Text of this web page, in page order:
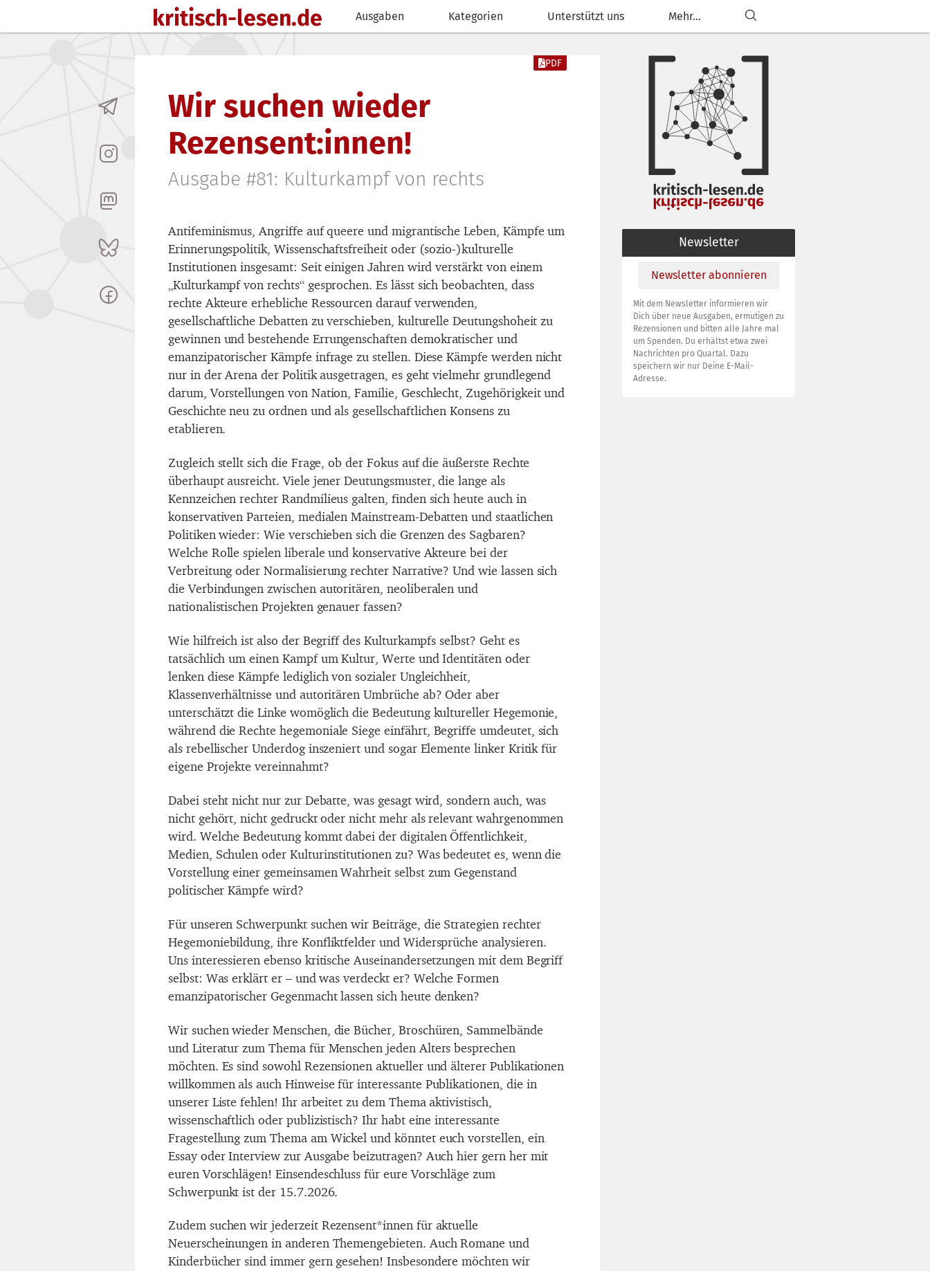
kritisch-lesen.de Ausgaben Kategorien Unterstützt uns Mehr...
Wir suchen wieder
Rezensent:innen!
Ausgabe #81: Kulturkampf von rechts
PDF
Antifeminismus, Angriffe auf queere und migrantische Leben, Kämpfe um
Erinnerungspolitik, Wissenschaftsfreiheit oder (sozio-)kulturelle
Institutionen insgesamt: Seit einigen Jahren wird verstärkt von einem
„Kulturkampf von rechts“ gesprochen. Es lässt sich beobachten, dass
rechte Akteure erhebliche Ressourcen darauf verwenden,
gesellschaftliche Debatten zu verschieben, kulturelle Deutungshoheit zu
gewinnen und bestehende Errungenschaften demokratischer und
emanzipatorischer Kämpfe infrage zu stellen. Diese Kämpfe werden nicht
nur in der Arena der Politik ausgetragen, es geht vielmehr grundlegend
darum, Vorstellungen von Nation, Familie, Geschlecht, Zugehörigkeit und
Geschichte neu zu ordnen und als gesellschaftlichen Konsens zu
etablieren.
Zugleich stellt sich die Frage, ob der Fokus auf die äußerste Rechte
überhaupt ausreicht. Viele jener Deutungsmuster, die lange als
Kennzeichen rechter Randmilieus galten, finden sich heute auch in
konservativen Parteien, medialen Mainstream-Debatten und staatlichen
Politiken wieder: Wie verschieben sich die Grenzen des Sagbaren?
Welche Rolle spielen liberale und konservative Akteure bei der
Verbreitung oder Normalisierung rechter Narrative? Und wie lassen sich
die Verbindungen zwischen autoritären, neoliberalen und
nationalistischen Projekten genauer fassen?
Wie hilfreich ist also der Begriff des Kulturkampfs selbst? Geht es
tatsächlich um einen Kampf um Kultur, Werte und Identitäten oder
lenken diese Kämpfe lediglich von sozialer Ungleichheit,
Klassenverhältnisse und autoritären Umbrüche ab? Oder aber
unterschätzt die Linke womöglich die Bedeutung kultureller Hegemonie,
während die Rechte hegemoniale Siege einfährt, Begriffe umdeutet, sich
als rebellischer Underdog inszeniert und sogar Elemente linker Kritik für
eigene Projekte vereinnahmt?
Dabei steht nicht nur zur Debatte, was gesagt wird, sondern auch, was
nicht gehört, nicht gedruckt oder nicht mehr als relevant wahrgenommen
wird. Welche Bedeutung kommt dabei der digitalen Öffentlichkeit,
Medien, Schulen oder Kulturinstitutionen zu? Was bedeutet es, wenn die
Vorstellung einer gemeinsamen Wahrheit selbst zum Gegenstand
politischer Kämpfe wird?
Für unseren Schwerpunkt suchen wir Beiträge, die Strategien rechter
Hegemoniebildung, ihre Konfliktfelder und Widersprüche analysieren.
Uns interessieren ebenso kritische Auseinandersetzungen mit dem Begriff
selbst: Was erklärt er – und was verdeckt er? Welche Formen
emanzipatorischer Gegenmacht lassen sich heute denken?
Wir suchen wieder Menschen, die Bücher, Broschüren, Sammelbände
und Literatur zum Thema für Menschen jeden Alters besprechen
möchten. Es sind sowohl Rezensionen aktueller und älterer Publikationen
willkommen als auch Hinweise für interessante Publikationen, die in
unserer Liste fehlen! Ihr arbeitet zu dem Thema aktivistisch,
wissenschaftlich oder publizistisch? Ihr habt eine interessante
Fragestellung zum Thema am Wickel und könntet euch vorstellen, ein
Essay oder Interview zur Ausgabe beizutragen? Auch hier gern her mit
euren Vorschlägen! Einsendeschluss für eure Vorschläge zum
Schwerpunkt ist der 15.7.2026.
Zudem suchen wir jederzeit Rezensent*innen für aktuelle
Neuerscheinungen in anderen Themengebieten. Auch Romane und
Kinderbücher sind immer gern gesehen! Insbesondere möchten wir
Newsletter
Newsletter abonnieren
Mit dem Newsletter informieren wir
Dich über neue Ausgaben, ermutigen zu
Rezensionen und bitten alle Jahre mal
um Spenden. Du erhältst etwa zwei
Nachrichten pro Quartal. Dazu
speichern wir nur Deine E-Mail-
Adresse.